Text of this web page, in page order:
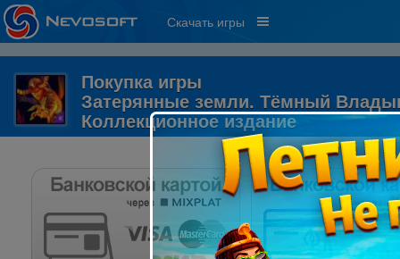
Скачать игры
Покупка игры
Затерянные земли. Тёмный
Коллекционное издание